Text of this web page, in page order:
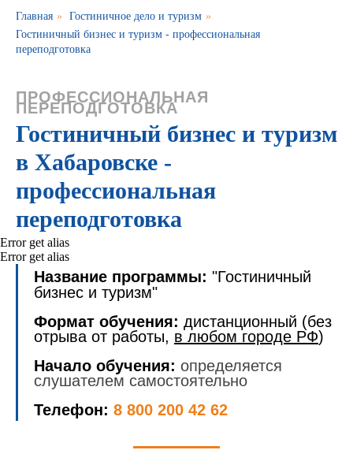
Главная » Гостиничное дело и туризм »
Гостиничный бизнес и туризм - профессиональная
переподготовка
ПРОФЕССИОНАЛЬНАЯ
ПЕРЕПОДГОТОВКА
Гостиничный бизнес и туризм
в Хабаровске -
профессиональная
переподготовка
Error get alias
Error get alias
Название программы: "Гостиничный
бизнес и туризм"
Формат обучения: дистанционный (без
отрыва от работы, в любом городе РФ)
Начало обучения: определяется
слушателем самостоятельно
Телефон: 8 800 200 42 62